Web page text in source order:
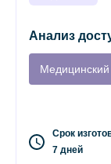
Анализ
Срок
7 дней